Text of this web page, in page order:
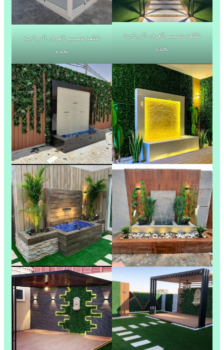
تكلفة تصميم الغرف الزجاجية
بجدة
تكلفة تصميم الغرف الزجاجية
بجدة